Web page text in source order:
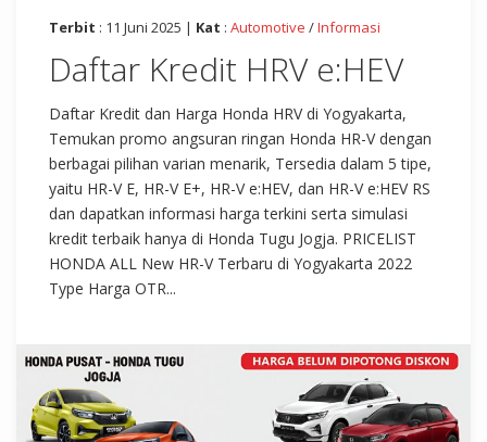
Terbit : 11 Juni 2025 | Kat : Automotive /Informasi
Daftar Kredit HRV e:HEV
Daftar Kredit dan Harga Honda HRV di Yogyakarta,
Temukan promo angsuran ringan Honda HR-V dengan
berbagai pilihan varian menarik, Tersedia dalam 5 tipe,
yaitu HR-V E, HR-V E+, HR-V e:HEV, dan HR-V e:HEV RS
dan dapatkan informasi harga terkini serta simulasi
kredit terbaik hanya di Honda Tugu Jogja. PRICELIST
HONDA ALL New HR-V Terbaru di Yogyakarta 2022
Type Harga OTR...